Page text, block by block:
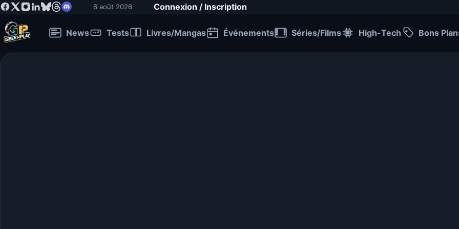
6 août 2026 Connexion / Inscription
News Tests Livres/Mangas Événements Séries/Films High-Tech Bons